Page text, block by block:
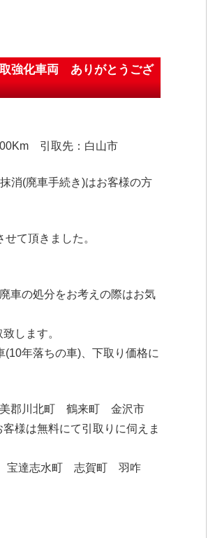
強化車両 ありがとうござ
引取先：白山市
消(廃車手続き)はお客様の方
て頂きました。
車の処分をお考えの際はお気
します。
年落ちの車)、下取り価格に
美郡川北町 鶴来町 金沢市
は無料にて引取りに伺えま
達志水町 志賀町 羽咋